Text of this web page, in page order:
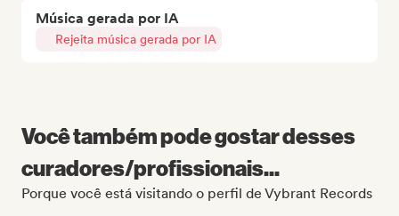
Música gerada por IA
Rejeita música gerada por IA
Você também pode gostar desses
curadores/profissionais...
Porque você está visitando o perfil de Vybrant Records